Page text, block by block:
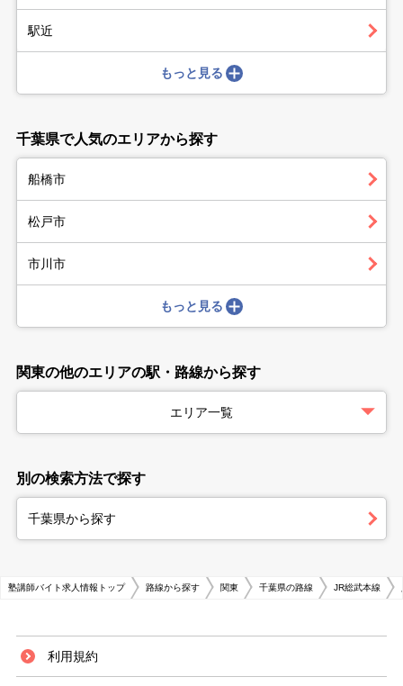
駅近
もっと見る
千葉県で人気のエリアから探す
船橋市
松戸市
市川市
もっと見る
関東の他のエリアの駅・路線から探す
エリア一覧
別の検索方法で探す
千葉県から探す
塾講師バイト求人情報トップ 路線から探す 関東 千葉県の路線 JR総武本線
利用規約